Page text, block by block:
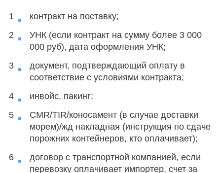
контракт на поставку;
УНК (если контракт на сумму более 3 000
000 руб), дата оформления УНК;
документ, подтверждающий оплату в
соответствие с условиями контракта;
инвойс, пакинг;
CMR/TIR/коносамент (в случае доставки
морем)/жд накладная (инструкция по сдаче
порожних контейнеров, кто оплачивает);
договор с транспортной компанией, если
перевозку оплачивает импортер, счет за